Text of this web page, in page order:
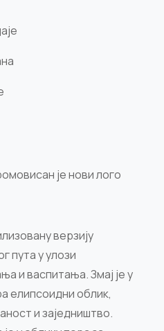
је нови лого
верзију
пута у улози
и васпитања. Змај је у
елипсоидни облик,
и заједништво.